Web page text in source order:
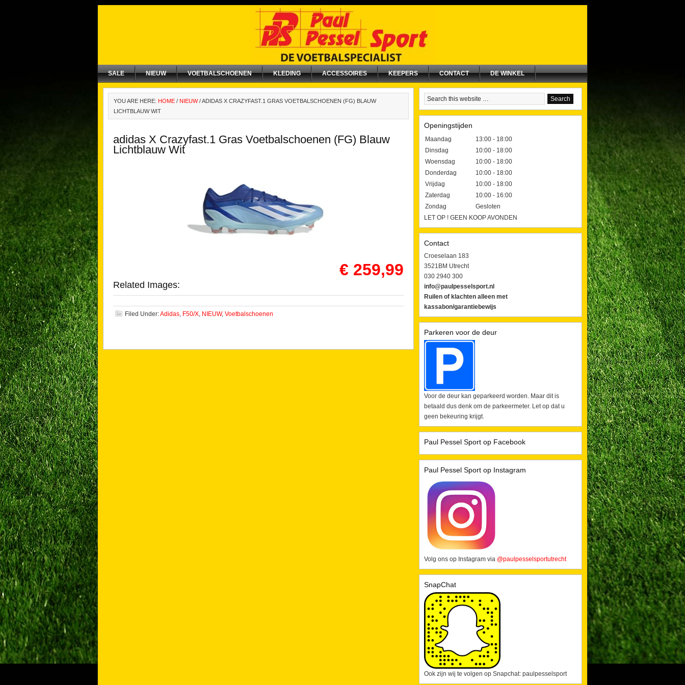
SALE NIEUW VOETBALSCHOENEN KLEDING ACCESSOIRES KEEPERS CONTACT DE WINKEL
YOU ARE HERE: HOME / NIEUW /ADIDAS X CRAZYFAST.1 GRAS VOETBALSCHOENEN (FG) BLAUW
LICHTBLAUW WIT
adidas X Crazyfast.1 Gras Voetbalschoenen (FG) Blauw
Lichtblauw Wit
€ 259,99
Related Images:
Filed Under:Adidas, F50/X, NIEUW, Voetbalschoenen
Openingstijden
Maandag
13:00 - 18:00
Dinsdag
10:00 - 18:00
Woensdag
10:00 - 18:00
Donderdag
10:00 - 18:00
Vrijdag
10:00 - 18:00
Zaterdag
10:00 - 16:00
Zondag
Gesloten
LET OP ! GEEN KOOP AVONDEN
Contact
Croeselaan 183
3521BM Utrecht
030 2940 300
info@paulpesselsport.nl
Ruilen of klachten alleen met
kassabon/garantiebewijs
Parkeren voor de deur
Voor de deur kan geparkeerd worden. Maar dit is
betaald dus denk om de parkeermeter. Let op dat u
geen bekeuring krijgt.
Paul Pessel Sport op Facebook
Paul Pessel Sport op Instagram
Volg ons op Instagram via @paulpesselsportutrecht
SnapChat
Ook zijn wij te volgen op Snapchat: paulpesselsport